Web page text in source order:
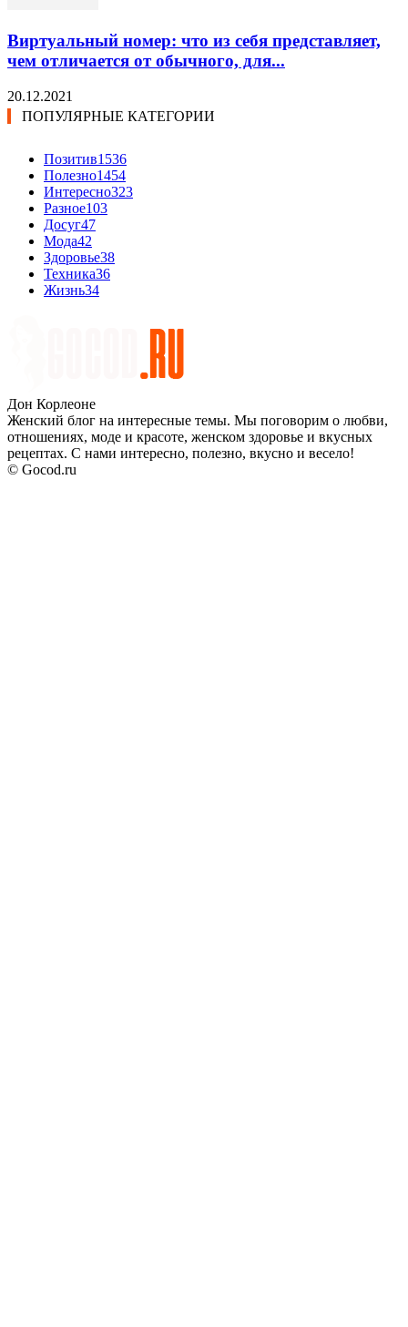
Виртуальный номер: что из себя представляет,
чем отличается от обычного, для...
20.12.2021
ПОПУЛЯРНЫЕ КАТЕГОРИИ
Позитив1536
Полезно1454
Интересно323
Разное103
Досуг47
Мода42
Здоровье38
Техника36
Жизнь34
Дон Корлеоне
Женский блог на интересные темы. Мы поговорим о любви,
отношениях, моде и красоте, женском здоровье и вкусных
рецептах. С нами интересно, полезно, вкусно и весело!
© Gocod.ru